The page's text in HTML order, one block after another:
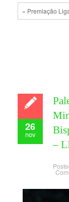
« Premiação
26
nov
–